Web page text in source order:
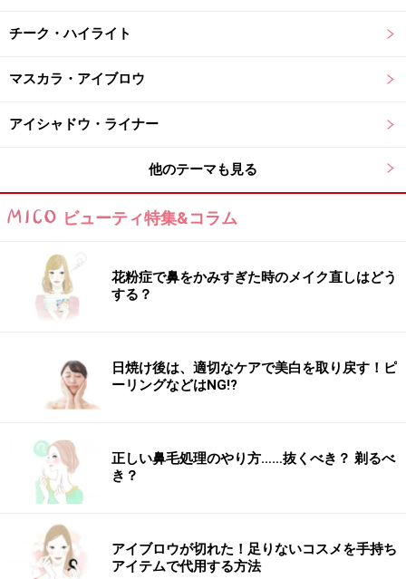
で、眉マスカラ初心者でも扱いやすいと思います。
使いやすい2色がラインナップ
ペンシルで描いたらチップでぼかし、マスカラで毛を逆
立てるように塗って毛流れを整えると、ナチュラルだけ
ど存在感のある理想の眉毛に仕上がります。
カラーは「01 アッシュブラウン」と「02 キャメルブラ
ウン」の2色。肌馴染みが良いので、明るい髪色にも、
黒髪にもマッチしそうです。
目元に入れるだけで一気に垢抜ける「アイ
ライナー」
リキッドアイライナー 全5色（税抜各900円）
発色抜群なアイライナーは「01 ダークネイビー」「02
チーク・ハイライト
マスカラ・アイブロウ
アイシャドウ・ライナー
他のテーマも見る
ビューティ特集&コラム
花粉症で鼻をかみすぎた時のメイク直しはどう
する？
日焼け後は、適切なケアで美白を取り戻す！ピ
ーリングなどはNG!?
正しい鼻毛処理のやり方……抜くべき？ 剃るべ
き？
アイブロウが切れた！足りないコスメを手持ち
アイテムで代用する方法